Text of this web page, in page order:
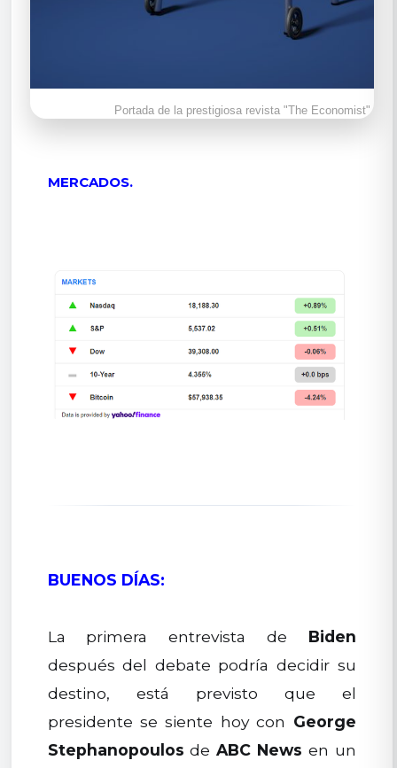
Portada de la prestigiosa revista "The Economist".
MERCADOS.
BUENOS DÍAS:
La primera entrevista de Biden
después del debate podría decidir su
destino, está previsto que el
presidente se siente hoy con George
Stephanopoulos deABC News en un